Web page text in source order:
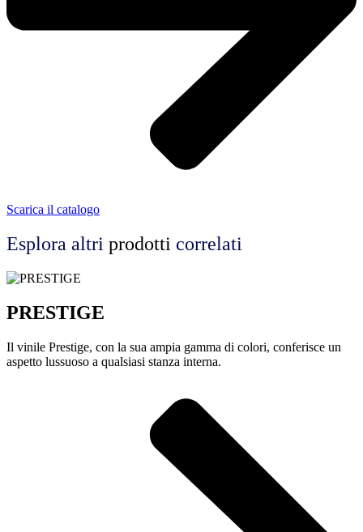
Scarica il catalogo
Esplora altri prodotti correlati
PRESTIGE
Il vinile Prestige, con la sua ampia gamma di colori, conferisce un
aspetto lussuoso a qualsiasi stanza interna.